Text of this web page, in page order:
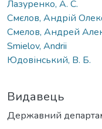
Лазуренко, А. С.
Смєлов, Андрій
Смелов, Андрей
Smielov, Andrii
Юдовінський, В. Б.
Видавець
Державний